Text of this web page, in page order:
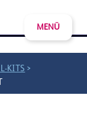
MENÜ
KITS >